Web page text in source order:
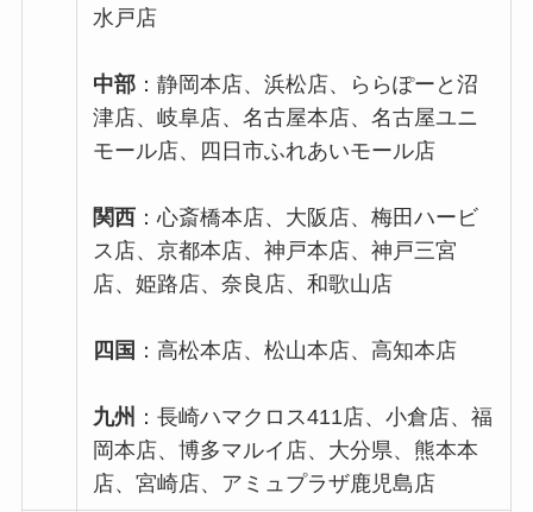
水戸店
中部 ：静岡本店、浜松店、ららぽーと沼
津店、岐阜店、名古屋本店、名古屋ユニ
モール店、四日市ふれあいモール店
関西 ：心斎橋本店、大阪店、梅田ハービ
ス店、京都本店、神戸本店、神戸三宮
店、姫路店、奈良店、和歌山店
四国 ：高松本店、松山本店、高知本店
九州 ：長崎ハマクロス411店、小倉店、福
岡本店、博多マルイ店、大分県、熊本本
店、宮崎店、アミュプラザ鹿児島店